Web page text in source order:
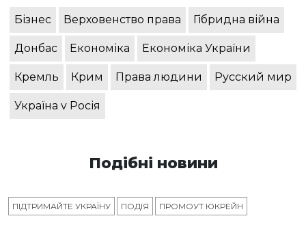
Бізнес Верховенство права Гібридна війна
Донбас Економіка Економіка України
Кремль Крим Права людини Русский мир
Україна v Росія
Подібні новини
ПІДТРИМАЙТЕ УКРАЇНУ ПОДІЯ ПРОМОУТ ЮКРЕЙН